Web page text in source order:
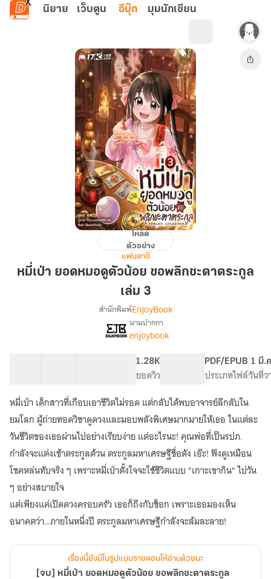
ข้ามไปยังเนื้อหาหลัก
นิยาย เว็บตูน อีบุ๊ก มุมนักเขียน
ยอด
ชะตา
เล่ม
3
โหลด
ตัวอย่าง
แฟนตาซี
หมี่เป่า ยอดหมอดูตัวน้อย ขอพลิกชะตาตระกูล
เล่ม 3
เรื่อง [จบ]
หมี่
เป่า
ยอด
หมอดู
ตัว
น้อย
ขอ
พลิก
ชะตา
ตระกูล
สำนักพิมพ์EnjoyBook
นามปากกา
enjoybook
1.28K
ยอดวิว
PDF/EPUB
ประเภทไฟล์
1 มี.
วันที่ว
หมี่เป่า เด็กสาวที่เกือบเอาชีวิตไม่รอด แต่กลับได้พบอาจารย์ลึกลับใน
ยมโลก ผู้ถ่ายทอดวิชาดูดวงและมอบพลังพิเศษมากมายให้เธอ ในแต่ละ
วันชีวิตของเธอผ่านไปอย่างเรียบง่าย แต่อะไรนะ! คุณพ่อที่เป็นรปภ.
กำลังจะแต่งเข้าตระกูลต้วน ตระกูลมหาเศรษฐีชื่อดัง เอ๊ะ! ฟังดูเหมือน
โชคหล่นทับจริง ๆ เพราะหมี่เป่าตั้งใจจะใช้ชีวิตแบบ "เกาะเขากิน" ไปวัน
ๆ อย่างสบายใจ
แต่เพียงแค่เปิดดวงครอบครัว เธอก็ถึงกับช็อก เพราะเธอมองเห็น
อนาคตว่า…ภายในหนึ่งปี ตระกูลมหาเศรษฐีกำลังจะล้มละลาย!
เรื่องนี้ยังมีในรูปแบบรายตอนให้อ่านด้วยนะ
[จบ] หมี่เป่า ยอดหมอดูตัวน้อย ขอพลิกชะตาตระกูล